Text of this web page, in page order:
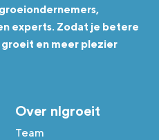
experts. Zodat je betere
groeit en meer plezier
Over nlgroeit
Team